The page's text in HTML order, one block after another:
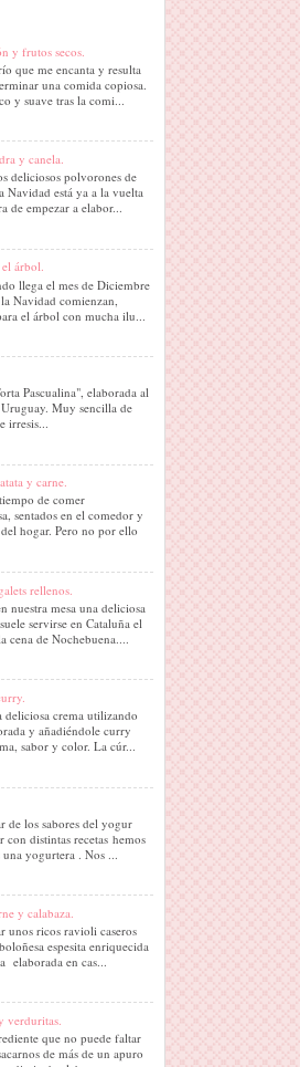
y frutos secos.
que me encanta y resulta
una comida copiosa.
y suave tras la comi...
y canela.
deliciosos polvorones de
Navidad está ya a la vuelta
de empezar a elabor...
árbol.
llega el mes de Diciembre
Navidad comienzan,
el árbol con mucha ilu...
Pascualina", elaborada al
Muy sencilla de
irresis...
y carne.
de comer
sentados en el comedor y
hogar. Pero no por ello
rellenos.
nuestra mesa una deliciosa
servirse en Cataluña el
de Nochebuena....
deliciosa crema utilizando
y añadiéndole curry
sabor y color. La cúr...
de los sabores del yogur
con distintas recetas hemos
yogurtera . Nos ...
y calabaza.
unos ricos ravioli caseros
espesita enriquecida
elaborada en cas...
verduritas.
que no puede faltar
de más de un apuro